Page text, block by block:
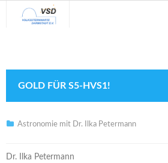
Veranstaltungen
Blog
Galerie
GOLD FÜR S5-HVS1!
Astronomie mit Dr. Ilka Petermann
Dr. Ilka Petermann